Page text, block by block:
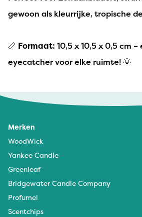
gewoon als kleurrijke, tropische
📏 Formaat: 10,5 x 10,5 x 0,5 cm
eyecatcher voor elke ruimte! 🌞
Merken
WoodWick
Yankee Candle
Greenleaf
Bridgewater Candle Company
Profumel
Scentchips